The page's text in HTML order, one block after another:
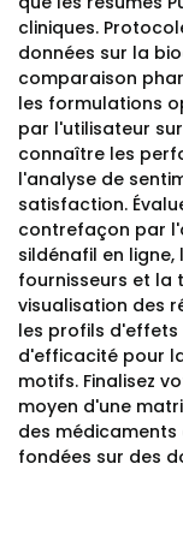
cliniques.
données sur la
comparaison
les formulations
par l'utilisateur
connaître les
l'analyse de
satisfaction.
contrefaçon par
sildénafil en
fournisseurs et la
visualisation des
les profils
d'efficacité pour
motifs. Finalisez
moyen d'une
des médicaments
fondées sur des